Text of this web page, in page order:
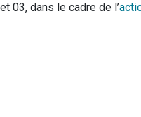
03, dans le cadre de l’